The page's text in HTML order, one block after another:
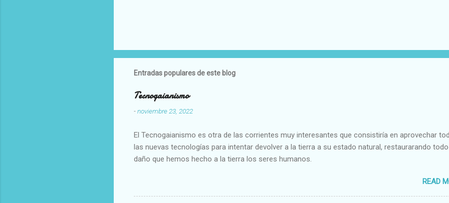
Entradas populares de este blog
Tecnogaianismo
-noviembre 23, 2022
El Tecnogaianismo es otra de las corrientes muy interesantes que consistiría en aprovechar
las nuevas tecnologías para intentar devolver a la tierra a su estado natural, restaurarando
daño que hemos hecho a la tierra los seres humanos.
READ